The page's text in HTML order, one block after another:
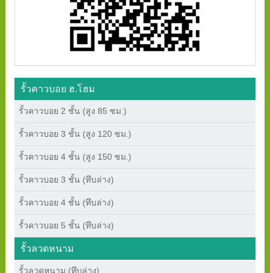
รั้วคาวบอย ฮ.โฮม
รั้วคาวบอย 2 ชั้น (สูง 85 ซม.)
รั้วคาวบอย 3 ชั้น (สูง 120 ซม.)
รั้วคาวบอย 4 ชั้น (สูง 150 ซม.)
รั้วคาวบอย 3 ชั้น (ทึบล่าง)
รั้วคาวบอย 4 ชั้น (ทึบล่าง)
รั้วคาวบอย 5 ชั้น (ทึบล่าง)
รั้วลวดหนาม
รั้วลวดหนาม (ทึบล่าง)